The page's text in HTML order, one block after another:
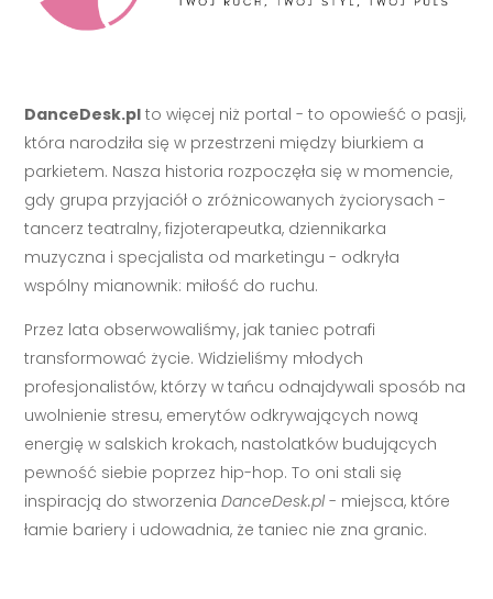
DanceDesk.pl to więcej niż portal - to opowieść o pasji,
która narodziła się w przestrzeni między biurkiem a
parkietem. Nasza historia rozpoczęła się w momencie,
gdy grupa przyjaciół o zróżnicowanych życiorysach -
tancerz teatralny, fizjoterapeutka, dziennikarka
muzyczna i specjalista od marketingu - odkryła
wspólny mianownik: miłość do ruchu.
Przez lata obserwowaliśmy, jak taniec potrafi
transformować życie. Widzieliśmy młodych
profesjonalistów, którzy w tańcu odnajdywali sposób na
uwolnienie stresu, emerytów odkrywających nową
energię w salskich krokach, nastolatków budujących
pewność siebie poprzez hip-hop. To oni stali się
inspiracją do stworzeniaDanceDesk.pl - miejsca, które
łamie bariery i udowadnia, że taniec nie zna granic.